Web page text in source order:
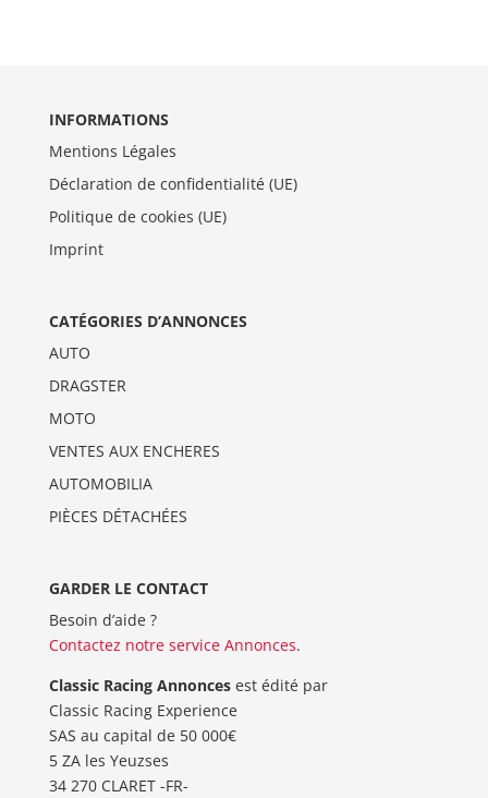
INFORMATIONS
Mentions Légales
Déclaration de confidentialité (UE)
Politique de cookies (UE)
Imprint
CATÉGORIES D’ANNONCES
AUTO
DRAGSTER
MOTO
VENTES AUX ENCHERES
AUTOMOBILIA
PIÈCES DÉTACHÉES
GARDER LE CONTACT
Besoin d’aide ?
Contactez notre service Annonces.
Classic Racing Annoncesest édité par
Classic Racing Experience
SAS au capital de 50 000€
5 ZA les Yeuzses
34 270 CLARET -FR-